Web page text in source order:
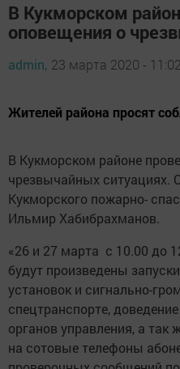
В Кукморском
оповещения о
admin, 23 марта 2020 - 11:02
Жителей района просят
В Кукморском районе
чрезвычайных
Кукморского пожарно-
Ильмир Хабибрахманов.
«26 и 27 марта с 10.00 до
будут произведены
установок и сигнально-
спецтранспорте,
органов управления, а
на сотовые телефоны